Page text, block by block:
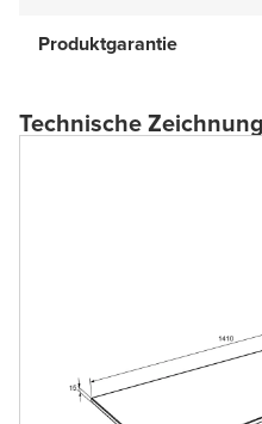
Produktgarantie
Technische Zeichnung